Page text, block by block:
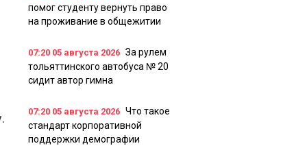
помог студенту вернуть право
на проживание в общежитии
07:20 05 августа 2026 За рулем
тольяттинского автобуса № 20
сидит автор гимна
07:20 05 августа 2026 Что такое
стандарт корпоративной
поддержки демографии